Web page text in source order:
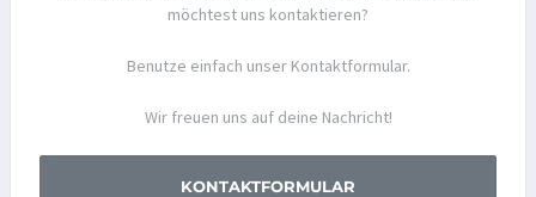
möchtest uns kontaktieren?
Benutze einfach unser Kontaktformular.
Wir freuen uns auf deine Nachricht!
KONTAKTFORMULAR